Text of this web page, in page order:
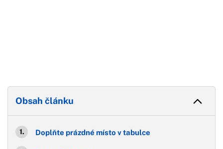
Obsah článku
Doplňte prázdné místo v tabulce